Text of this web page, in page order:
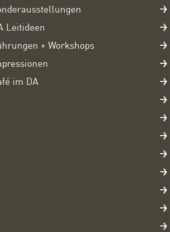
Leitideen
+ Workshops
im DA